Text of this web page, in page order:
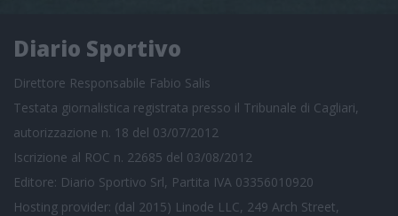
Diario Sportivo
Direttore Responsabile Fabio Salis
Testata giornalistica registrata presso il Tribunale di Cagliari,
autorizzazione n. 18 del 03/07/2012
Iscrizione al ROC n. 22685 del 03/08/2012
Editore: Diario Sportivo Srl, Partita IVA 03356010920
Hosting provider: (dal 2015) Linode LLC, 249 Arch Street,